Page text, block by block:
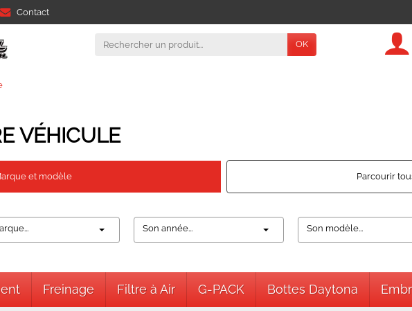
Contact
OK
VÉHICULE
et modèle Parcourir
Son année... Son modèle...
Freinage Filtre à Air G-PACK Bottes Daytona